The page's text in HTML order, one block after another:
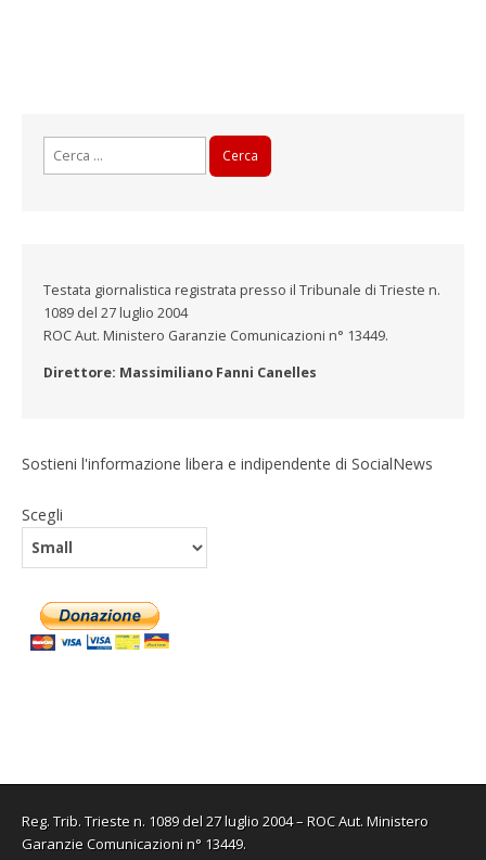
Testata giornalistica registrata presso il Tribunale di Trieste n.
1089 del 27 luglio 2004
ROC Aut. Ministero Garanzie Comunicazioni n° 13449.
Direttore: Massimiliano Fanni Canelles
Sostieni l'informazione libera e indipendente di SocialNews
Scegli
Reg. Trib. Trieste n. 1089 del 27 luglio 2004 – ROC Aut. Ministero
Garanzie Comunicazioni n° 13449.